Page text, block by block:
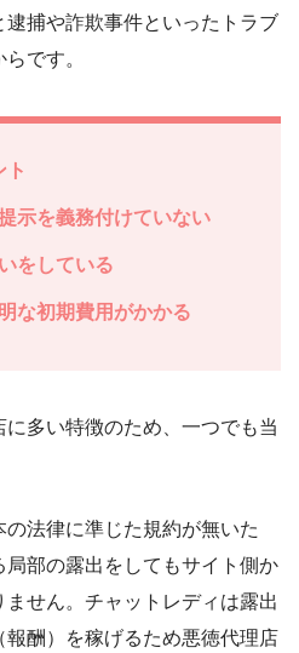
捕や詐欺事件といったトラブ
です。
ト
示を義務付けていない
をしている
な初期費用がかかる
に多い特徴のため、一つでも当
法律に準じた規約が無いた
部の露出をしてもサイト側か
せん。チャットレディは露出
酬）を稼げるため悪徳代理店